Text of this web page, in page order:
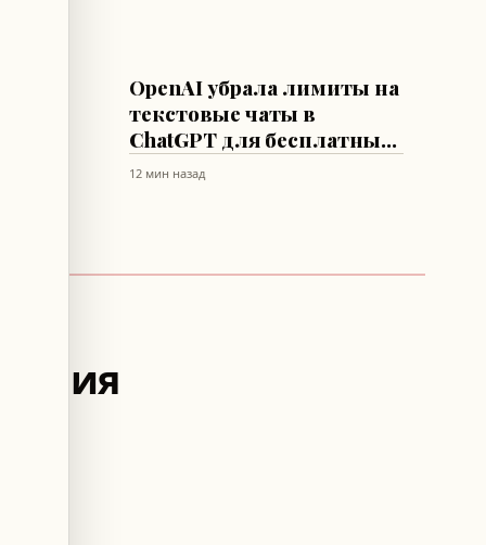
OpenAI убрала лимиты на
текстовые чаты в
ChatGPT для бесплатных
пользователей
12 мин назад